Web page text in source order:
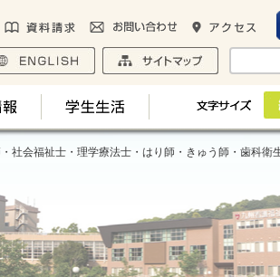
社会福祉士・理学療法士・はり師・きゅう師・歯科衛